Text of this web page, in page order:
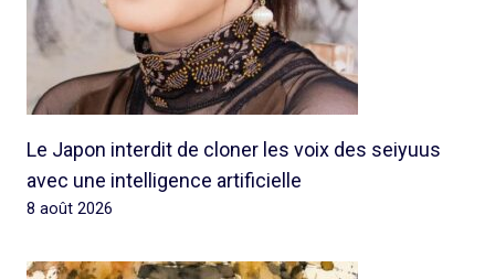
Le Japon interdit de cloner les voix des seiyuus
avec une intelligence artificielle
8 août 2026